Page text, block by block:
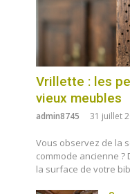
Vrillette : les
vieux meubles
admin8745 31 juillet
Vous observez de la
commode ancienne
la surface de votre